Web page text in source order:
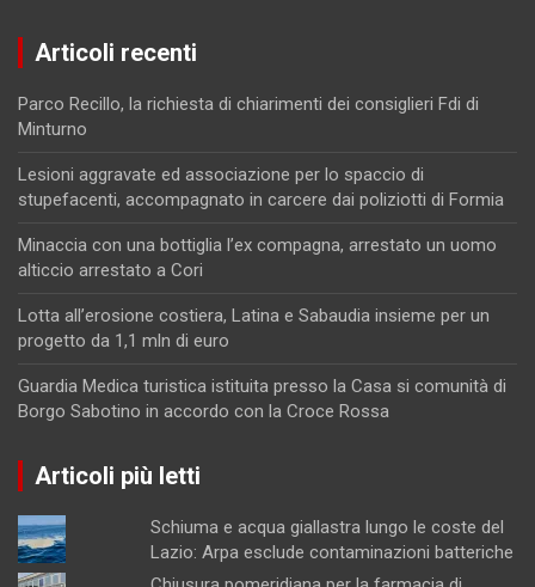
Articoli recenti
Parco Recillo, la richiesta di chiarimenti dei consiglieri Fdi di
Minturno
Lesioni aggravate ed associazione per lo spaccio di
stupefacenti, accompagnato in carcere dai poliziotti di Formia
Minaccia con una bottiglia l’ex compagna, arrestato un uomo
alticcio arrestato a Cori
Lotta all’erosione costiera, Latina e Sabaudia insieme per un
progetto da 1,1 mln di euro
Guardia Medica turistica istituita presso la Casa si comunità di
Borgo Sabotino in accordo con la Croce Rossa
Articoli più letti
Schiuma e acqua giallastra lungo le coste del
Lazio: Arpa esclude contaminazioni batteriche